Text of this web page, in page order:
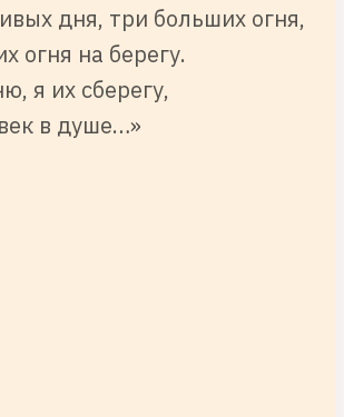
дня, три больших огня,
огня на берегу.
я их сберегу,
в душе…»